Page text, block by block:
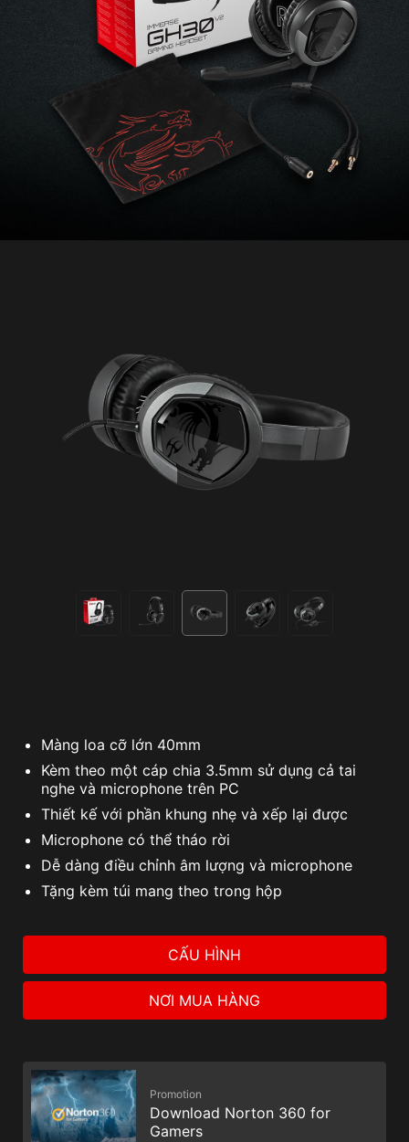
Màng loa cỡ lớn 40mm
Kèm theo một cáp chia 3.5mm sử dụng cả tai
nghe và microphone trên PC
Thiết kế với phần khung nhẹ và xếp lại được
Microphone có thể tháo rời
Dễ dàng điều chỉnh âm lượng và microphone
Tặng kèm túi mang theo trong hộp
CẤU HÌNH
NƠI MUA HÀNG
Promotion
Download Norton 360 for
Gamers